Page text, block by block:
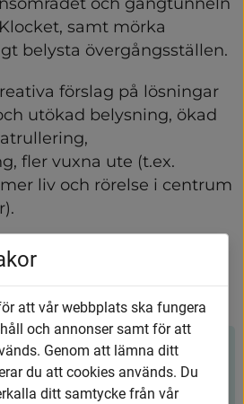
samt mörka
belysta övergångsställen.
förslag på lösningar
utökad belysning, ökad
fler vuxna ute (t.ex.
liv och rörelse i centrum
er som tog er tid att svara!
komma till god hjälp i
kommun!
att vår webbplats ska fungera
och annonser samt för att
Genom att lämna ditt
du att cookies används. Du
ditt samtycke från vår